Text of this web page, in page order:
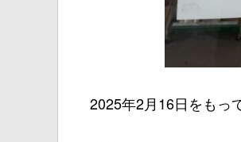
2025年2月16日をもっ